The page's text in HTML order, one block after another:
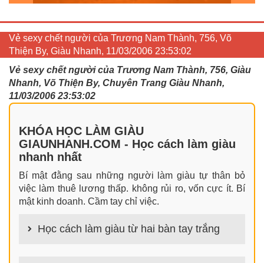
Vẻ sexy chết người của Trương Nam Thành, 756, Võ
Thiện By, Giàu Nhanh, 11/03/2006 23:53:02
Vẻ sexy chết người của Trương Nam Thành, 756, Giàu
Nhanh, Võ Thiện By, Chuyên Trang Giàu Nhanh,
11/03/2006 23:53:02
KHÓA HỌC LÀM GIÀU
GIAUNHANH.COM - Học cách làm giàu
nhanh nhất
Bí mật đằng sau những người làm giàu tự thân bỏ
việc làm thuê lương thấp. không rủi ro, vốn cực ít. Bí
mật kinh doanh. Cầm tay chỉ việc.
Học cách làm giàu từ hai bàn tay trắng